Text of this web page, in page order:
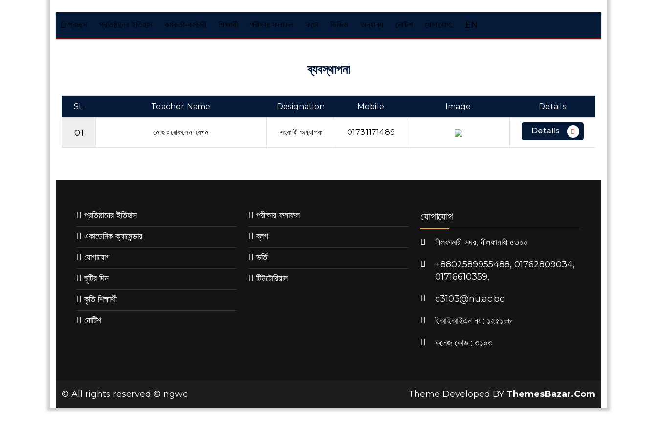
প্রচ্ছদ প্রতিষ্ঠানের ইতিহাস কর্মকর্তা-কর্মচারী শিক্ষার্থী পরীক্ষার ফলাফল ফটো ভিডিও অন্যান্য নোটিশ যোগাযোগ. EN
ব্যবস্থাপনা
SL Teacher Name Designation Mobile Image Details
01 মোছাঃ রোকসেনা বেগম সহকারী অধ্যাপক 01731171489 Details
প্রতিষ্ঠানের ইতিহাস
একাডেমিক ক্যালেন্ডার
যোগাযোগ
ছুটির দিন
কৃতি শিক্ষার্থী
নোটিশ
পরীক্ষার ফলাফল
ব্লগ
ভর্তি
টিউটোরিয়াল
যোগাযোগ
নীলফামারী সদর, নীলফামারী ৫৩০০
+8802589955488, 01762809034,
01716610359,
c3103@nu.ac.bd
ইআইআইএন নং : ১২৫১৮৮
কলেজ কোড : ৩১০৩
© All rights reserved © ngwc Theme Developed BY ThemesBazar.Com